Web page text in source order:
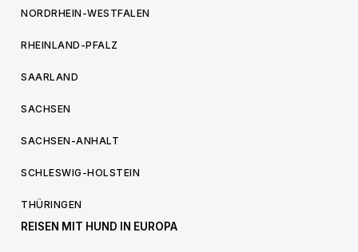
NORDRHEIN-WESTFALEN
RHEINLAND-PFALZ
SAARLAND
SACHSEN
SACHSEN-ANHALT
SCHLESWIG-HOLSTEIN
THÜRINGEN
REISEN MIT HUND IN EUROPA